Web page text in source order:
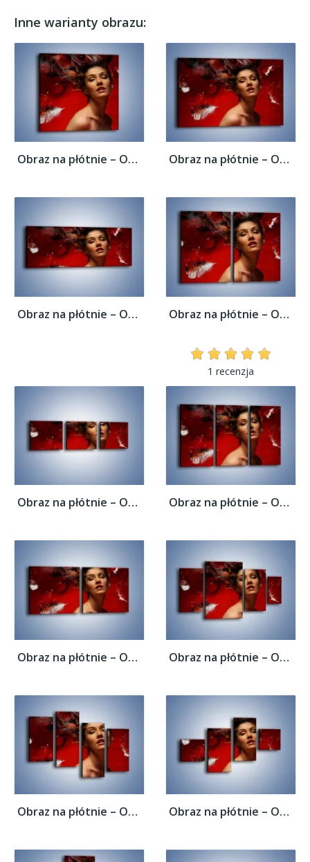
Inne warianty obrazu:
Obraz na płótnie – Ogień i żar namiętności... Obraz na płótnie – Ogień i żar namiętności...
Obraz na płótnie – Ogień i żar namiętności... Obraz na płótnie – Ogień i żar namiętności...
1 recenzja
Obraz na płótnie – Ogień i żar namiętności... Obraz na płótnie – Ogień i żar namiętności...
Obraz na płótnie – Ogień i żar namiętności... Obraz na płótnie – Ogień i żar namiętności...
Obraz na płótnie – Ogień i żar namiętności... Obraz na płótnie – Ogień i żar namiętności...